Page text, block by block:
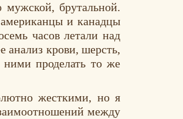
брутальной.
и канадцы
часов летали над
анализ крови, шерсть,
проделать то же
жесткими, но я
между